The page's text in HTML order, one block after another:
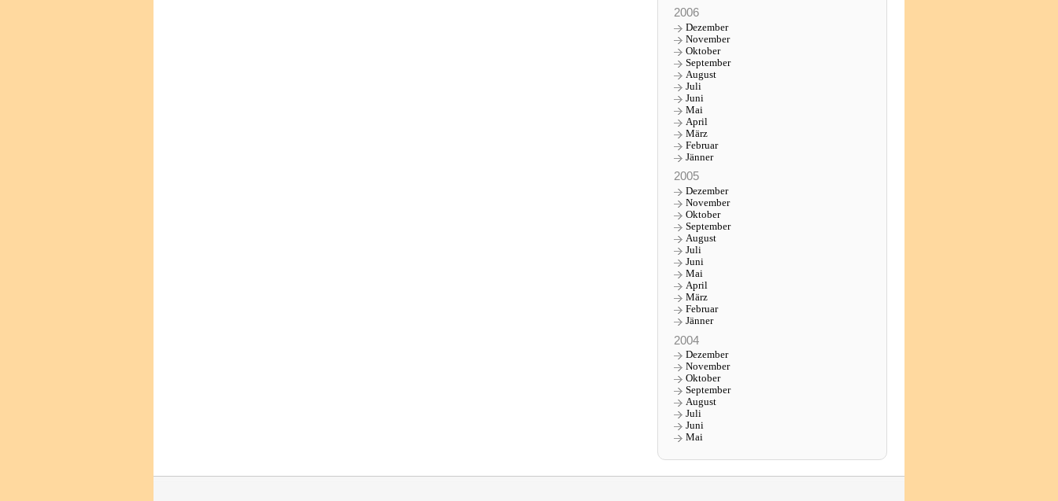
2006
Dezember
November
Oktober
September
August
Juli
Juni
Mai
April
März
Februar
Jänner
2005
Dezember
November
Oktober
September
August
Juli
Juni
Mai
April
März
Februar
Jänner
2004
Dezember
November
Oktober
September
August
Juli
Juni
Mai